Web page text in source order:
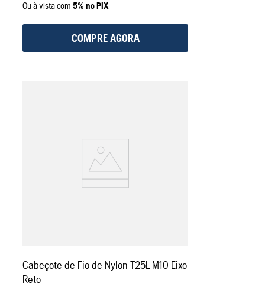
Ou à vista com 5% no PIX
COMPRE AGORA
Cabeçote de Fio de Nylon T25L M10 Eixo
Reto